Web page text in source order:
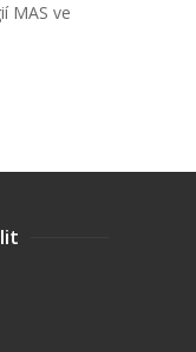
MAS ve